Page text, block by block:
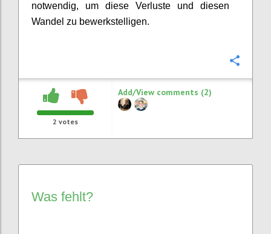
notwendig, um diese Verluste und diesen
Wandel zu bewerkstelligen.
2 votes
Add/View comments (2)
Was fehlt?